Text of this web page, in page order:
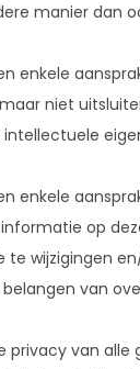
manier dan
enkele
niet
enkele
op
wijzigingen
van
van